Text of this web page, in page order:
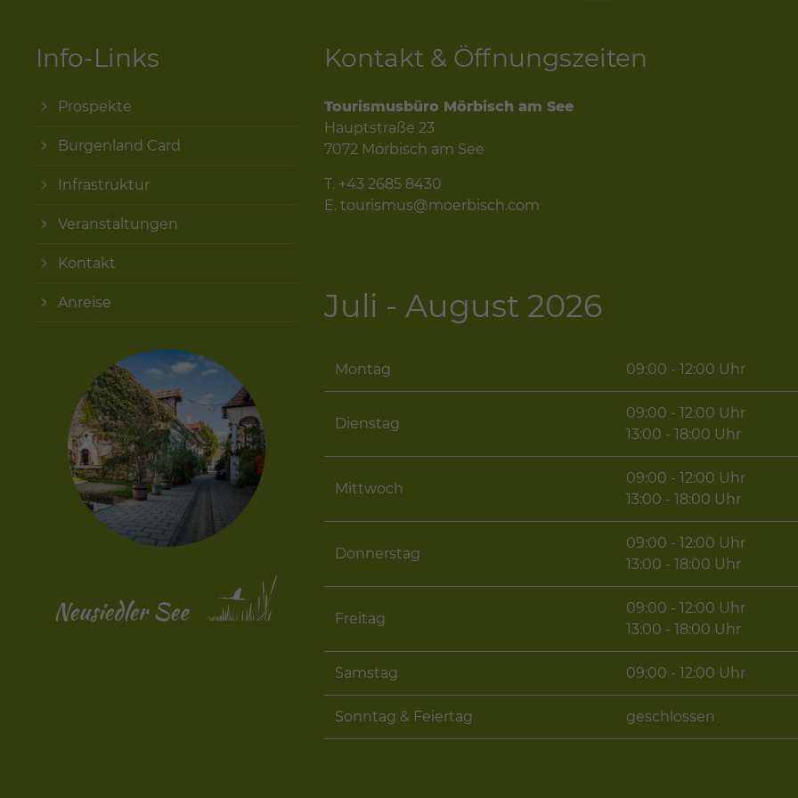
Info-Links
Prospekte
Burgenland Card
Infrastruktur
Veranstaltungen
Kontakt
Anreise
Kontakt & Öffnungszeiten
Tourismusbüro Mörbisch am See
Hauptstraße 23
7072 Mörbisch am See
T. +43 2685 8430
E. tourismus@moerbisch.com
Juli - August 2026
Montag 09:00 - 12:00 Uhr
Dienstag
09:00 - 12:00 Uhr
13:00 - 18:00 Uhr
Mittwoch
09:00 - 12:00 Uhr
13:00 - 18:00 Uhr
Donnerstag
09:00 - 12:00 Uhr
13:00 - 18:00 Uhr
Freitag
09:00 - 12:00 Uhr
13:00 - 18:00 Uhr
Samstag 09:00 - 12:00 Uhr
Sonntag & Feiertag geschlossen